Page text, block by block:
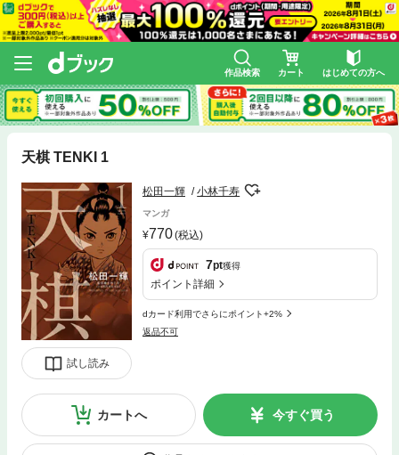
作品検索 カート はじめての方へ
天棋 TENKI 1
試し読み
松田一輝 小林千寿
マンガ
770(税込)
7pt獲得
ポイント詳細
dカード利用でさらにポイント+2%
返品不可
カートへ 今すぐ買う